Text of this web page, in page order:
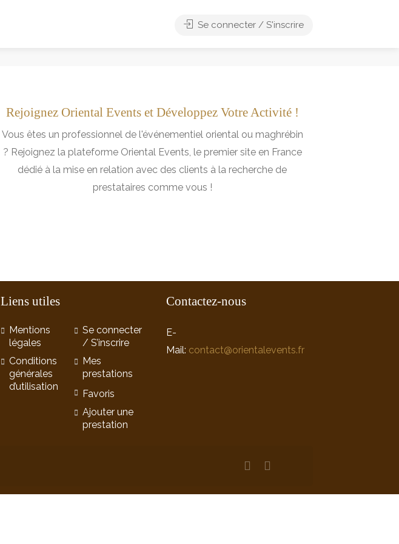
Se connecter / S'inscrire
Rejoignez Oriental Events et Développez Votre Activité !
Vous êtes un professionnel de l'événementiel oriental ou maghrébin
? Rejoignez la plateforme Oriental Events, le premier site en France
dédié à la mise en relation avec des clients à la recherche de
prestataires comme vous !
Liens utiles
Mentions
légales
Conditions
générales
d’utilisation
Se connecter
/ S’inscrire
Mes
prestations
Favoris
Ajouter une
prestation
Contactez-nous
E-
Mail: contact@orientalevents.fr